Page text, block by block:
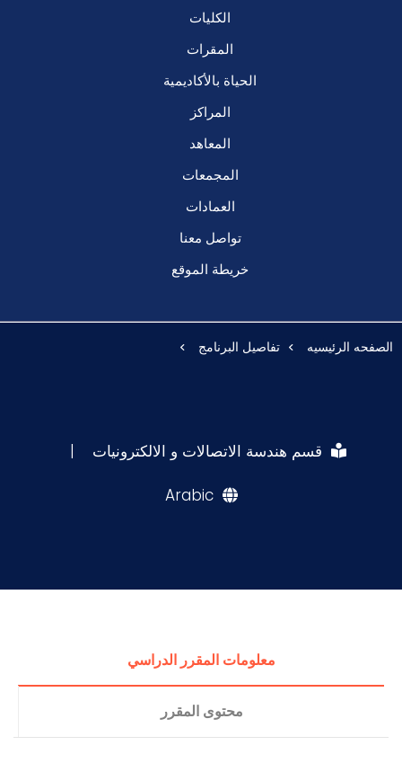
الكليات
المقرات
الحياة بالأكاديمية
المراكز
المعاهد
المجمعات
العمادات
تواصل معنا
خريطة الموقع
الصفحه الرئيسيه تفاصيل البرنامج
قسم هندسة الاتصالات و الالكترونيات |
Arabic
معلومات المقرر الدراسي
محتوى المقرر